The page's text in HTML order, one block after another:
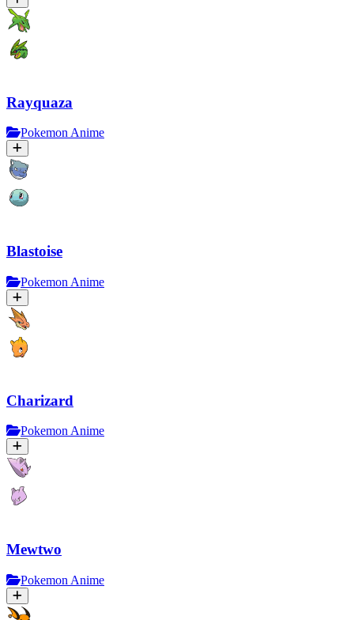
Rayquaza
Pokemon Anime
Blastoise
Pokemon Anime
Charizard
Pokemon Anime
Mewtwo
Pokemon Anime